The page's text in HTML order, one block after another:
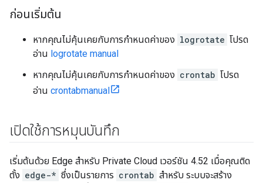
ก่อนเริ่มต้น
หากคุณไม่คุ้นเคยกับการกำหนดค่าของ logrotate โปรด
อ่าน logrotate manual
หากคุณไม่คุ้นเคยกับการกำหนดค่าของ crontab โปรด
อ่าน crontabmanual
เปิดใช้การหมุนบันทึก
เริ่มต้นด้วย Edge สำหรับ Private Cloud เวอร์ชัน 4.52 เมื่อคุณติด
ตั้ง edge-* ซึ่งเป็นรายการ crontab สำหรับ ระบบจะสร้าง